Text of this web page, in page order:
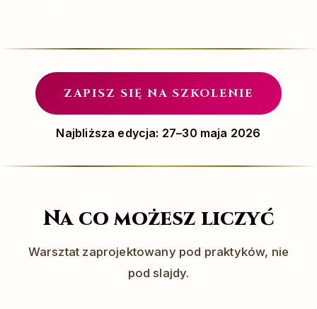
ZAPISZ SIĘ NA SZKOLENIE
Najbliższa edycja: 27–30 maja 2026
Na co możesz liczyć
Warsztat zaprojektowany pod praktyków, nie
pod slajdy.